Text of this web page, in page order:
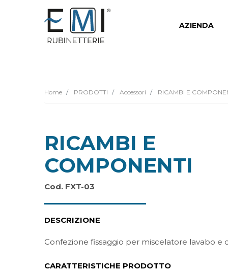
AZIENDA
Home PRODOTTI Accessori RICAMBI E
RICAMBI E
COMPONENTI
Cod. FXT-03
DESCRIZIONE
Confezione fissaggio per miscelatore lavabo e
CARATTERISTICHE PRODOTTO